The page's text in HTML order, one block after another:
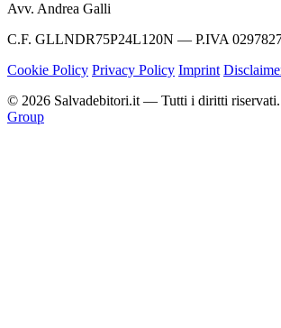
Avv. Andrea Galli
C.F. GLLNDR75P24L120N — P.IVA
Cookie Policy Privacy Policy Imprint
© 2026 Salvadebitori.it — Tutti i diritti
Group